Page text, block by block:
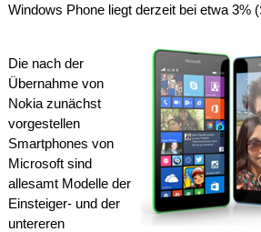
Windows Phone liegt derzeit bei etwa 3%
Die nach der
Übernahme von
Nokia zunächst
vorgestellen
Smartphones von
Microsoft sind
allesamt Modelle der
Einsteiger- und der
untereren